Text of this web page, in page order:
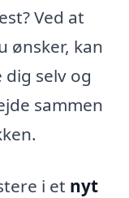
Ved at
ønsker, kan
selv og
sammen
i et nyt